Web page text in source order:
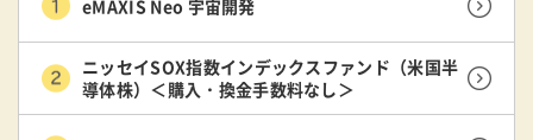
eMAXIS Neo 宇宙開発
ニッセイSOX指数インデックスファンド（米国半
導体株）＜購入・換金手数料なし＞